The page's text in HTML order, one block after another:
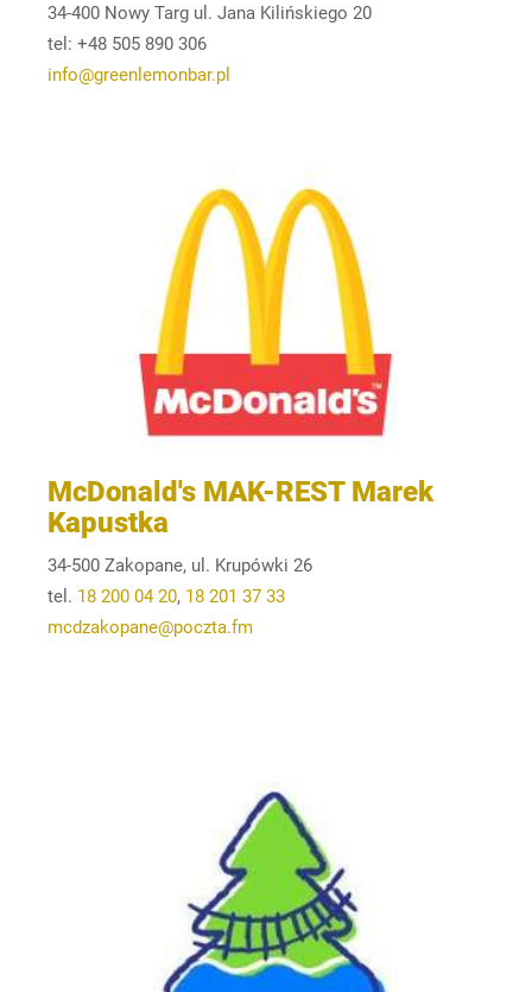
34-400 Nowy Targ ul. Jana Kilińskiego 20
tel: +48 505 890 306
info@greenlemonbar.pl
McDonald's MAK-REST Marek
Kapustka
34-500 Zakopane, ul. Krupówki 26
tel. 18 200 04 20, 18 201 37 33
mcdzakopane@poczta.fm